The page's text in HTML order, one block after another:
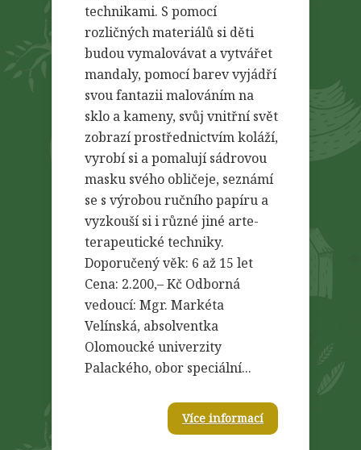
technikami. S pomocí
rozličných materiálů si děti
budou vymalovávat a vytvářet
mandaly, pomocí barev vyjádří
svou fantazii malováním na
sklo a kameny, svůj vnitřní svět
zobrazí prostřednictvím koláží,
vyrobí si a pomalují sádrovou
masku svého obličeje, seznámí
se s výrobou ručního papíru a
vyzkouší si i různé jiné arte-
terapeutické techniky.
Doporučený věk: 6 až 15 let
Cena: 2.200,– Kč Odborná
vedoucí: Mgr. Markéta
Velínská, absolventka
Olomoucké univerzity
Palackého, obor speciální...
Více informací